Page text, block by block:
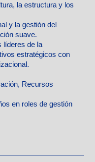
la estructura y los
y la gestión del
suave.
líderes de la
estratégicos con
Recursos
en roles de gestión